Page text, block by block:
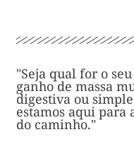
"Seja qual for o
ganho de massa
digestiva ou
estamos aqui para
do caminho."